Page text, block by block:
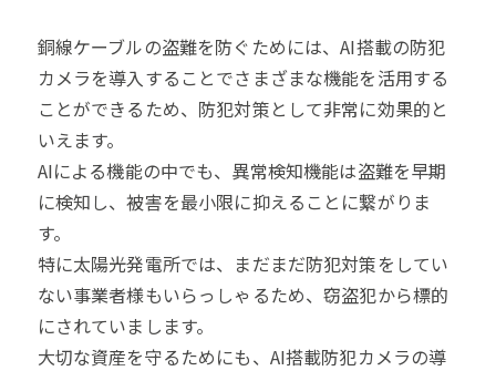
銅線ケーブルの盗難を防ぐためには、AI搭載の防犯
カメラを導入することでさまざまな機能を活用する
ことができるため、防犯対策として非常に効果的と
いえます。
AIによる機能の中でも、異常検知機能は盗難を早期
に検知し、被害を最小限に抑えることに繋がりま
す。
特に太陽光発電所では、まだまだ防犯対策をしてい
ない事業者様もいらっしゃるため、窃盗犯から標的
にされていまします。
大切な資産を守るためにも、AI搭載防犯カメラの導